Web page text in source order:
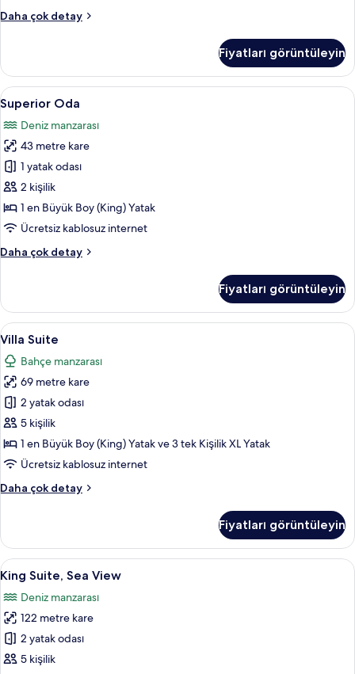
Daha çok detay
Junior
fazla
detay
Fiyatları görüntüleyin
Superior
Oda
için
tüm
fotoğrafları
görün
Superior Oda | Kaliteli yatak takımı,
6
Superior Oda
Deniz manzarası
43 metre kare
1 yatak odası
2 kişilik
1 en Büyük Boy (King) Yatak
Ücretsiz kablosuz internet
Daha çok detay
Superior
fazla
detay
Fiyatları görüntüleyin
Villa
Suite
için
tüm
fotoğrafları
görün
Villa Suite | Kaliteli yatak takımı,
10
Villa Suite
Bahçe manzarası
69 metre kare
2 yatak odası
5 kişilik
1 en Büyük Boy (King) Yatak ve 3 tek Kişilik XL Yatak
Ücretsiz kablosuz internet
Daha çok detay
Villa
fazla
detay
Fiyatları görüntüleyin
King
Suite,
Sea
View
için
tüm
King Suite, Sea View | Kaliteli yatak
10
King Suite, Sea View
Deniz manzarası
122 metre kare
2 yatak odası
5 kişilik